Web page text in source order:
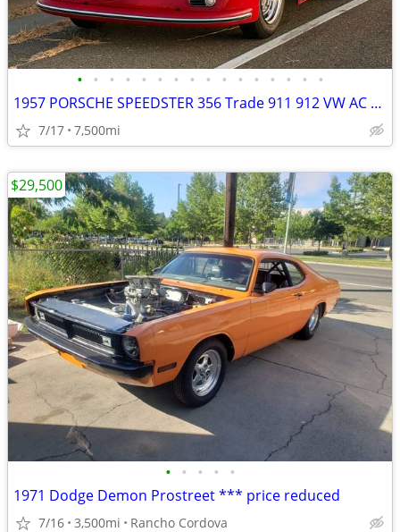
• • • • • • • • • • • • • • • •
1957 PORSCHE SPEEDSTER 356 Trade 911 912 VW AC cobra factory five
7/17 7,500mi
• • • • •
1971 Dodge Demon Prostreet *** price reduced
7/16 3,500mi Rancho Cordova
$29,500